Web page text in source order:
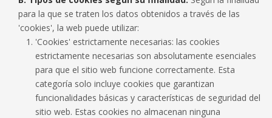
para la que se traten los datos obtenidos a través de las
'cookies', la web puede utilizar:
'Cookies' estrictamente necesarias: las cookies
estrictamente necesarias son absolutamente esenciales
para que el sitio web funcione correctamente. Esta
categoría solo incluye cookies que garantizan
funcionalidades básicas y características de seguridad del
sitio web. Estas cookies no almacenan ninguna